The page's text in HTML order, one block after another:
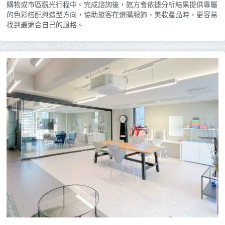
購物或市區觀光行程中。完成諮詢後，館方會依據分析結果提供專屬
的色彩搭配與造型方向，協助旅客在選購服飾、美妝產品時，更容易
找到最適合自己的風格。